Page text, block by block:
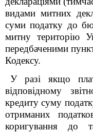
видами митних
суми податку до
митну територію
передбаченими
Кодексу.
У разі якщо
відповідному
кредиту суму
отриманих
коригування до